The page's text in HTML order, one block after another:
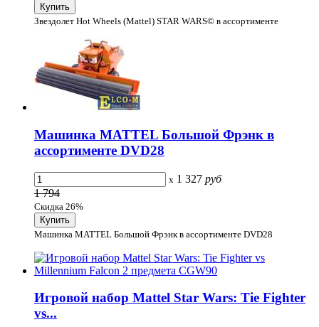
Звездолет Hot Wheels (Mattel) STAR WARS© в ассортименте
Машинка MATTEL Большой Фрэнк в
ассортименте DVD28
x 1 327 руб
1 794
Скидка 26%
Машинка MATTEL Большой Фрэнк в ассортименте DVD28
Игровой набор Mattel Star Wars: Tie Fighter
vs...